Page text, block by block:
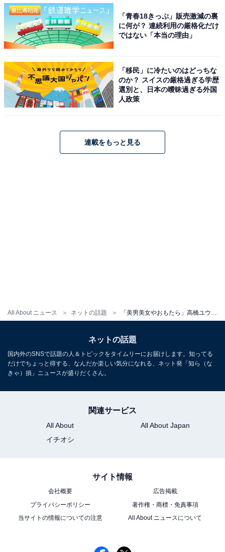
All About ニュース ネットの話題 「美男美女やおもたら」高橋ユウ、元K-1ファイター夫との“久々の2ショット”公開「綺麗」「きゃわー」
「青春18きっぷ」販売激減の裏
に何が？ 連続利用の厳格化だけ
ではない「本当の理由」
「移民」に冷たいのはどっちな
のか？ スイスの厳格過ぎる学歴
選別と、日本の曖昧過ぎる外国
人政策
連載をもっと見る
ネットの話題
国内外のSNSで話題の人＆トピックをタイムリーにお届けします。知ってる
だけでちょっと得する、なんだか楽しい気分になれる、ネット発「知ら（な
きゃ）損」ニュースが盛りだくさん。
関連サービス
All About
All About Japan
イチオシ
サイト情報
会社概要
広告掲載
プライバシーポリシー
著作権・商標・免責事項
当サイトの情報についての注意
All About ニュースについて